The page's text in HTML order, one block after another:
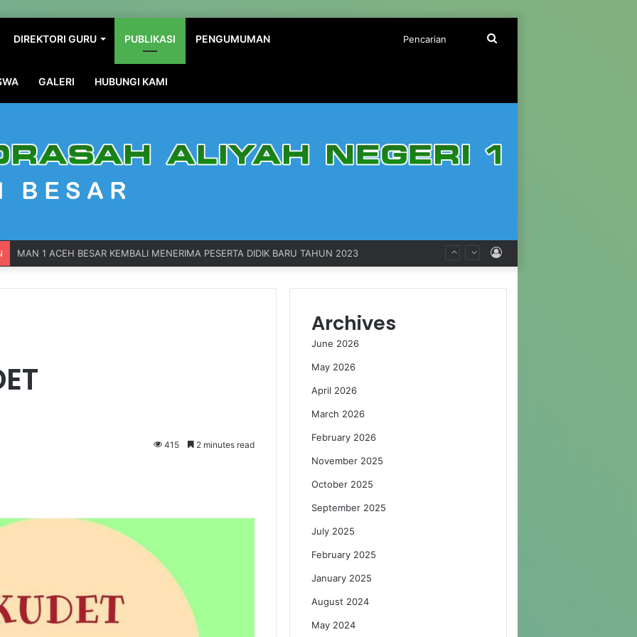
DIREKTORI GURU PUBLIKASI PENGUMUMAN
GALERI HUBUNGI KAMI
MAN 1 ACEH BESAR KEMBALI MENERIMA PESERTA DIDIK BARU TAHUN 2023
415 2 minutes read
Archives
June 2026
May 2026
April 2026
March 2026
February 2026
November 2025
October 2025
September 2025
July 2025
February 2025
January 2025
August 2024
May 2024